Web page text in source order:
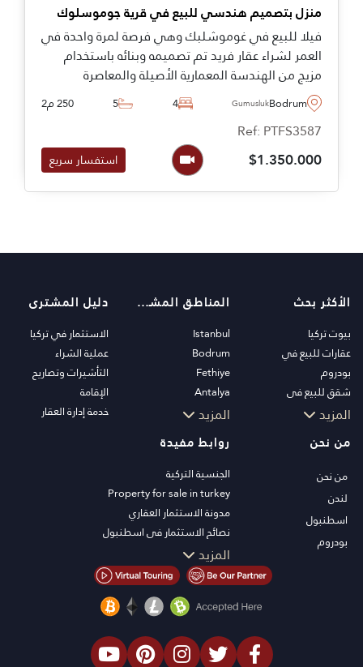
منزل بتصميم هندسي للبيع في قرية جوموسلوك
فيلا للبيع في غوموشلبك وهي فرصة لمرة واحدة في
العمر لشراء عقار فريد تم تصميمه وبنائه باستخدام
مزيج من الهندسة المعمارية الأصيلة والمعاصرة
بالتعاون مع المهندسين المعماريين في سافيت كايا ،
و تحيط بها حمام سباحة وحديقة لتندمج معها مع
الحفاظ على جوهر الرئيسي هو الهدوء والصفاء في
المنزل.
Bodrum
Gumusluk
4
5 250 م2
Ref: PTFS3587
$1.350.000 استفسار سريع
الأكثر بحث
بيوت تركيا
عقارات للبيع في
بودروم
شقق للبيع في
اسطنبول
فلل بودروم
شقق للبيع في انطاليا
منازل انطاليا
المزيد
المناطق المشهورة
Istanbul
Bodrum
Fethiye
Antalya
Kalkan
Kas
Bursa
Gocek
Side
Kemer
Dalyan
Izmir
Belek
المزيد
دليل المشترى
الاستثمار في تركيا
عملية الشراء
التأشيرات وتصاريح
الإقامة
خدمة إدارة العقار
من نحن
من نحن
لندن
اسطنبول
بودروم
روابط مفيدة
الجنسية التركية
Property for sale in turkey
مدونة الاستثمار العقاري
نصائح الاستثمار في اسطنبول
تلفزيون PT
عقارات اسطنبول للاستثمار
اعرض عقارك للبيع
الصفقة
العقارات الفاخرة
المزيد